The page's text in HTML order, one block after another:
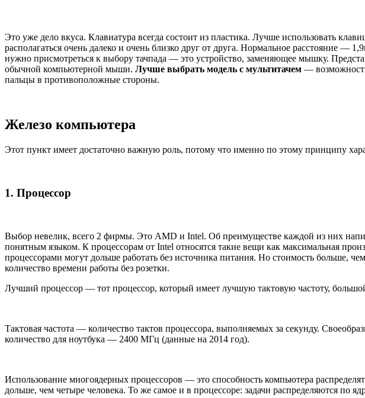
Это уже дело вкуса. Клавиатура всегда состоит из пластика. Лучше использовать
располагаться очень далеко и очень близко друг от друга. Нормальное расстояние
нужно присмотреться к выбору тачпада — это устройство, заменяющее мышку.
обычной компьютерной мыши. Лучше выбрать модель с мультитачем —
пальцы в противоположные стороны.
Железо компьютера
Этот пункт имеет достаточно важную роль, потому что именно по этому принципу
1. Процессор
Выбор невелик, всего 2 фирмы. Это AMD и Intel. Об преимуществе каждой из них
понятным языком. К процессорам от Intel относятся такие вещи как максимальная
процессорами могут дольше работать без источника питания. Но стоимость
количество времени работы без розетки.
Лучший процессор — тот процессор, который имеет лучшую тактовую частоту,
Тактовая частота — количество тактов процессора, выполняемых за секунду.
количество для ноутбука — 2400 МГц (данные на 2014 год).
Использование многоядерных процессоров — это способность компьютера
дольше, чем четыре человека. То же самое и в процессоре: задачи распределяются по